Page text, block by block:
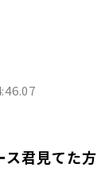
君見てた方